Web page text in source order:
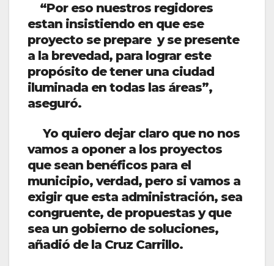
“Por eso nuestros regidores
estan insistiendo en que ese
proyecto se prepare y se presente
a la brevedad, para lograr este
propósito de tener una ciudad
iluminada en todas las áreas”,
aseguró.
Yo quiero dejar claro que no nos
vamos a oponer a los proyectos
que sean benéficos para el
municipio, verdad, pero si vamos a
exigir que esta administración, sea
congruente, de propuestas y que
sea un gobierno de soluciones,
añadió de la Cruz Carrillo.